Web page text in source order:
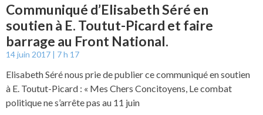
Communiqué d’Elisabeth Séré en
soutien à E. Toutut-Picard et faire
barrage au Front National.
14 juin 2017 7 h 17
Elisabeth Séré nous prie de publier ce communiqué en soutien
à E. Toutut-Picard : « Mes Chers Concitoyens, Le combat
politique ne s’arrête pas au 11 juin